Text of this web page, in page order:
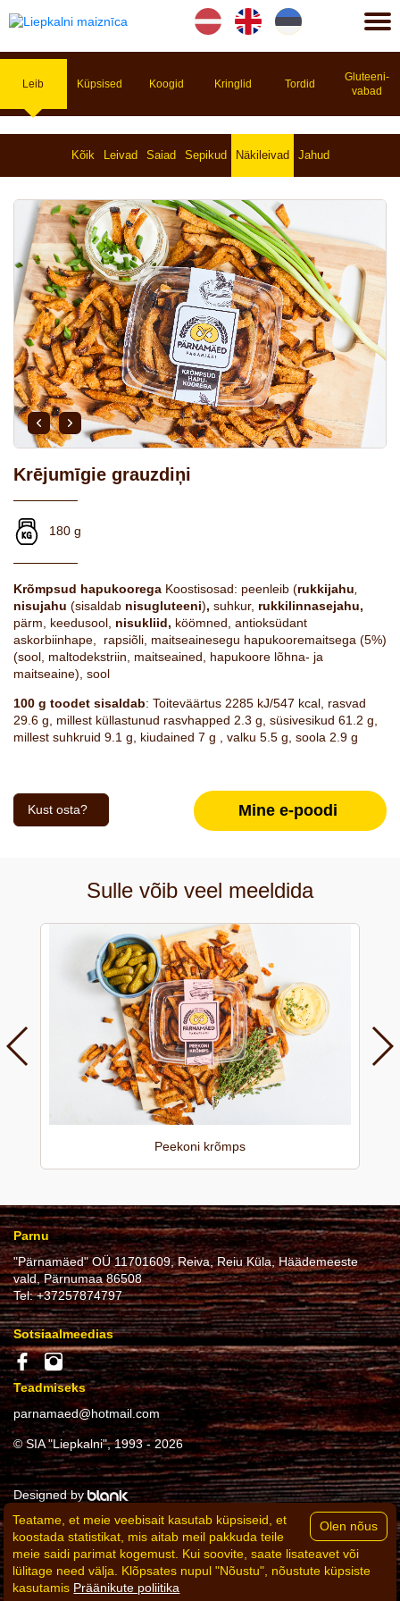
Teatame, et meie veebisait kasutab küpsiseid, et
koostada statistikat, mis aitab meil pakkuda teile
meie saidi parimat kogemust. Kui soovite, saate lisateavet või
lülitage need välja. Klõpsates nupul "Nõustu", nõustute küpsiste
kasutamis Präänikute poliitika
Lv En
Leib Küpsised Koogid Kringlid Tordid
Gluteeni­
vabad
Kõik Leivad Saiad Sepikud Näkileivad Jahud
Krējumīgie grauzdiņi
180 g
Krõmpsud hapukoorega Koostisosad: peenleib (rukkijahu,
nisujahu (sisaldab nisugluteeni), suhkur, rukkilinnasejahu,
pärm, keedusool, nisukliid, köömned, antioksüdant
askorbiinhape, rapsiõli, maitseainesegu hapukooremaitsega (5%)
(sool, maltodekstriin, maitseained, hapukoore lõhna- ja
maitseaine), sool
100 g toodet sisaldab: Toiteväärtus 2285 kJ/547 kcal, rasvad
29.6 g, millest küllastunud rasvhapped 2.3 g, süsivesikud 61.2 g,
millest suhkruid 9.1 g, kiudained 7 g , valku 5.5 g, soola 2.9 g
Kust osta? Mine e-poodi
Sulle võib veel meeldida
Peekoni krõmps
Parnu
"Pärnamäed" OÜ 11701609, Reiva, Reiu Küla, Häädemeeste
vald, Pärnumaa 86508
Tel:+37257874797
Sotsiaalmeedias
Teadmiseks
parnamaed@hotmail.com
© SIA "Liepkalni", 1993 - 2026
Designed by
Powered by
PRIVAATSUSPOLIITIKA KÜPSISTE POLIITIKA KONTAKTID REKVISIIDID